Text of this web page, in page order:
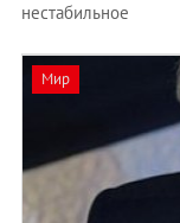
нестабильное
Мир